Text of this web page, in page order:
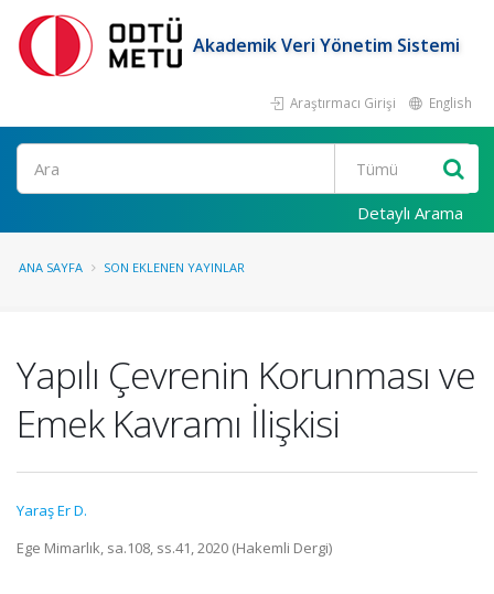
Akademik Veri Yönetim Sistemi
Araştırmacı Girişi English
Ara
Detaylı Arama
ANA SAYFA SON EKLENEN YAYINLAR
Yapılı Çevrenin Korunması ve
Emek Kavramı İlişkisi
Yaraş Er D.
Ege Mimarlık, sa.108, ss.41, 2020 (Hakemli Dergi)